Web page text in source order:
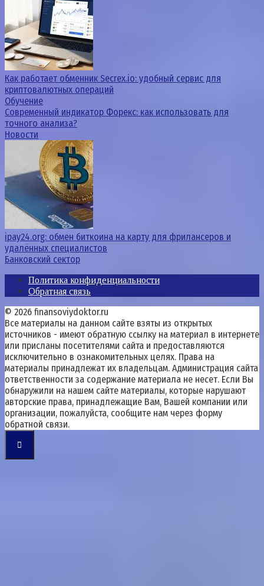
Как работает обменник Secrex.io: удобный сервис для
криптовалютных операций
Обучение
Современный индикатор Форекс: как использовать для
точного анализа?
Новости
ipay24.org: обмен биткоина на карту для фрилансеров и
удалённых специалистов
Банковский сектор
Политика конфиденциальности
Обратная связь
© 2026 finansoviydoktor.ru
Все материалы на данном сайте взяты из открытых
источников - имеют обратную ссылку на материал в интернете
или присланы посетителями сайта и предоставляются
исключительно в ознакомительных целях. Права на
материалы принадлежат их владельцам. Администрация сайта
ответственности за содержание материала не несет. Если Вы
обнаружили на нашем сайте материалы, которые нарушают
авторские права, принадлежащие Вам, Вашей компании или
организации, пожалуйста, сообщите нам через форму
обратной связи.